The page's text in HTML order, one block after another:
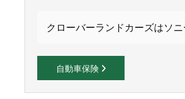
クローバーランドカーズはソ
自動車保険